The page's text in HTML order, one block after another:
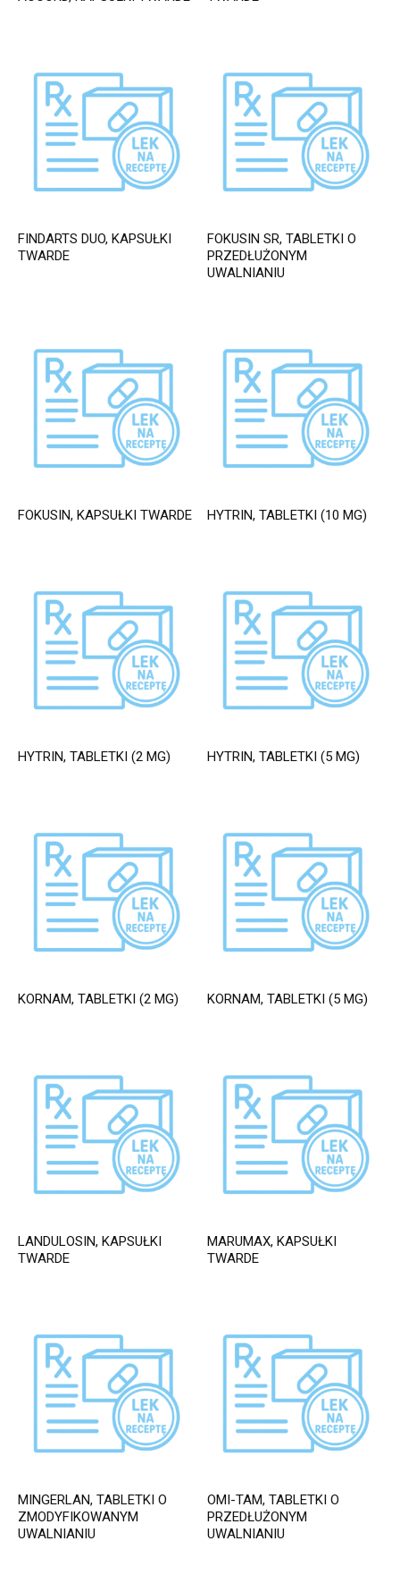
FINDARTS DUO, KAPSUŁKI
TWARDE
FOKUSIN SR, TABLETKI O
PRZEDŁUŻONYM
UWALNIANIU
FOKUSIN, KAPSUŁKI TWARDE HYTRIN, TABLETKI (10 MG)
HYTRIN, TABLETKI (2 MG) HYTRIN, TABLETKI (5 MG)
KORNAM, TABLETKI (2 MG) KORNAM, TABLETKI (5 MG)
LANDULOSIN, KAPSUŁKI
TWARDE
MARUMAX, KAPSUŁKI
TWARDE
MINGERLAN, TABLETKI O
ZMODYFIKOWANYM
UWALNIANIU
OMI-TAM, TABLETKI O
PRZEDŁUŻONYM
UWALNIANIU